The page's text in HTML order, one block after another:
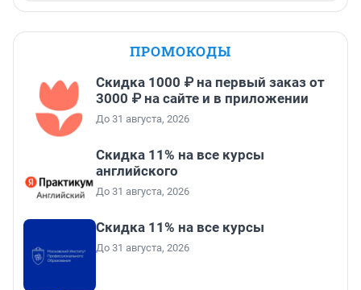
ПРОМОКОДЫ
Скидка 1000 ₽ на первый заказ от
3000 ₽ на сайте и в приложении
До 31 августа, 2026
Скидка 11% на все курсы
английского
До 31 августа, 2026
Скидка 11% на все курсы
До 31 августа, 2026